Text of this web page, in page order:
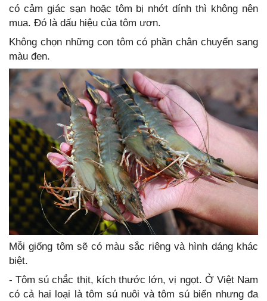
có cảm giác sạn hoặc tôm bị nhớt dính thì không nên
mua. Đó là dấu hiệu của tôm ươn.
Không chọn những con tôm có phần chân chuyển sang
màu đen.
Mỗi giống tôm sẽ có màu sắc riêng và hình dáng khác
biệt.
- Tôm sú chắc thịt, kích thước lớn, vị ngọt. Ở Việt Nam
có cả hai loại là tôm sú nuôi và tôm sú biển nhưng đa